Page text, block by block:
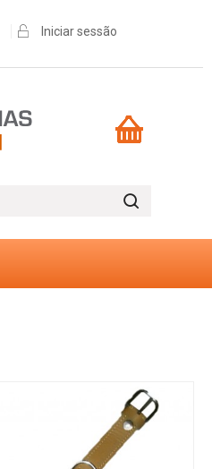
Iniciar sessão